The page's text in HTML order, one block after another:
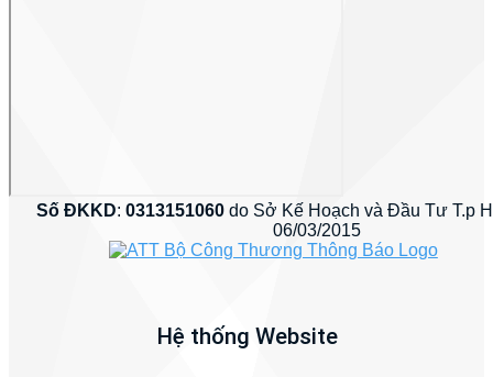
Số ĐKKD:0313151060 do Sở Kế Hoạch và Đầu Tư T.p
06/03/2015
Hệ thống Website